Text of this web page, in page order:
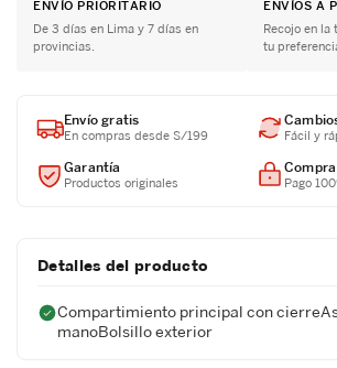
ENVÍO PRIORITARIO
De 3 días en Lima y 7 días en
provincias.
ENVÍOS A
Recojo en la
tu
Envío gratis
En compras desde S/199 Fácil y
Garantía
Productos originales Pago
Detalles del producto
Compartimiento principal con
manoBolsillo exterior